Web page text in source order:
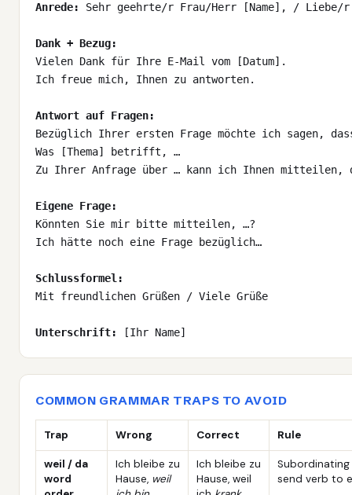
Anrede: Sehr geehrte/r Frau/Herr [Name], / Liebe/r
Dank + Bezug:
Vielen Dank für Ihre E-Mail vom [Datum].
Ich freue mich, Ihnen zu antworten.
Antwort auf Fragen:
Bezüglich Ihrer ersten Frage möchte ich sagen,
Was [Thema] betrifft, …
Zu Ihrer Anfrage über … kann ich Ihnen mitteilen,
Eigene Frage:
Könnten Sie mir bitte mitteilen, …?
Ich hätte noch eine Frage bezüglich…
Schlussformel:
Mit freundlichen Grüßen / Viele Grüße
Unterschrift: [Ihr Name]
COMMON GRAMMAR TRAPS TO AVOID
Trap Wrong Correct Rule
weil / da
word
Ich bleibe zu
Hause, weil
Ich bleibe zu
Hause, weil
send verb to